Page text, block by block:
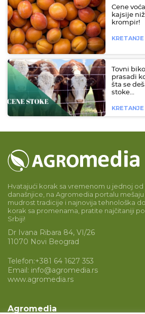
Cene
kajsije
krompir!
Tovni
prasadi
šta se
stoke…
Hvatajući korak sa vremenom u jednoj
današnjice, na Agromedia portalu mešaju
mudrost tradicije i najnovija tehnološka
korak sa promenama, pratite najčitaniji
Srbiji!
Dr Ivana Ribara 84, VI/26
11070 Novi Beograd
Telefon:+381 64 1627 353
Email: info@agromedia.rs
www.agromedia.rs
Agromedia